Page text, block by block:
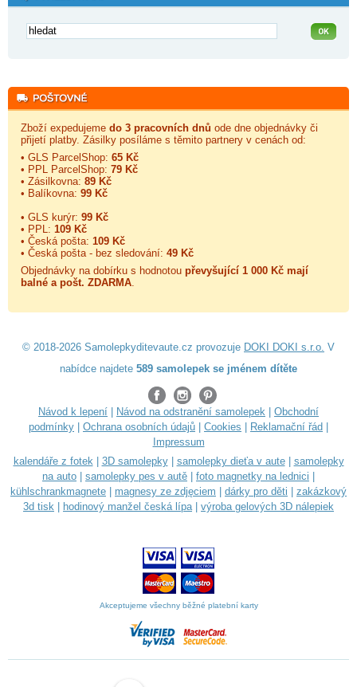
Zboží expedujeme do 3 pracovních dnů ode dne objednávky či
přijetí platby. Zásilky posíláme s těmito partnery v cenách od:
• GLS ParcelShop: 65 Kč
• PPL ParcelShop: 79 Kč
• Zásilkovna: 89 Kč
• Balíkovna: 99 Kč
• GLS kurýr: 99 Kč
• PPL: 109 Kč
• Česká pošta: 109 Kč
• Česká pošta - bez sledování: 49 Kč
Objednávky na dobírku s hodnotou převyšující 1 000 Kč mají
balné a pošt. ZDARMA.
© 2018-2026 Samolepkyditevaute.cz provozuje DOKI DOKI s.r.o. V
nabídce najdete 589 samolepek se jménem dítěte
Návod k lepení Návod na odstranění samolepek
Obchodní
podmínky
Ochrana osobních údajů Cookies Reklamační řád
Impressum
kalendáře z fotek| 3D samolepky| samolepky dieťa v aute| samolepky
na auto
samolepky pes v autě foto magnetky na lednici
kühlschrankmagnete
magnesy ze zdjęciem dárky pro děti
zakázkový
3d tisk
hodinový manžel česká lípa| výroba gelových 3D nálepiek
Akceptujeme všechny běžné platební karty